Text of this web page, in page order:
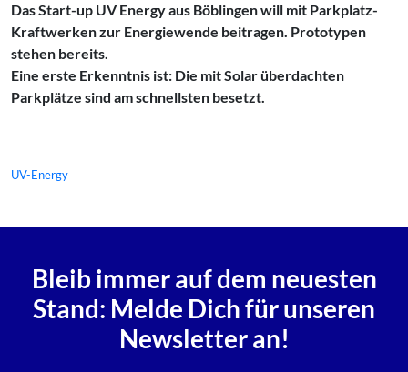
Das Start-up UV Energy aus Böblingen will mit Parkplatz-
Kraftwerken zur Energiewende beitragen. Prototypen
stehen bereits.
Eine erste Erkenntnis ist: Die mit Solar überdachten
Parkplätze sind am schnellsten besetzt.
UV-Energy
Bleib immer auf dem neuesten
Stand: Melde Dich für unseren
Newsletter an!